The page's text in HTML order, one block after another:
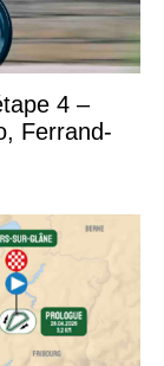
4 –
Ferrand-